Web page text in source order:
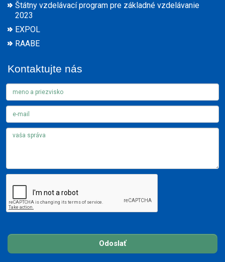
Štátny vzdelávací program pre základné vzdelávanie
2023
EXPOL
RAABE
Kontaktujte nás
Odoslať